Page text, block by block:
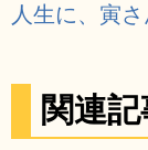
人生に、寅
関連